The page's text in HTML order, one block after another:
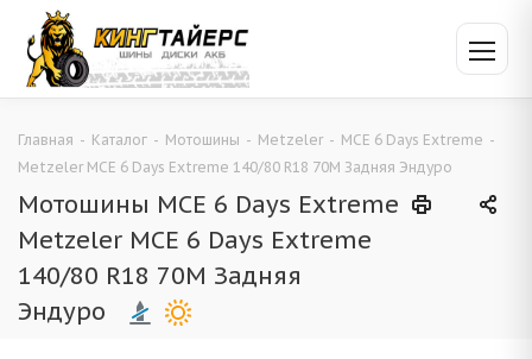
Главная - Каталог - Мотошины - Metzeler - MCE 6 Days Extreme -
Metzeler MCE 6 Days Extreme 140/80 R18 70M Задняя Эндуро
Мотошины MCE 6 Days Extreme
Metzeler MCE 6 Days Extreme
140/80 R18 70M Задняя
Эндуро